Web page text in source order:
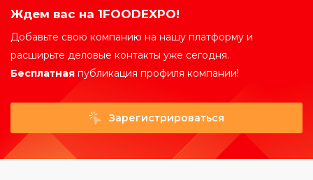
Ждем вас на 1FOODEXPO!
Добавьте свою компанию на нашу платформу и
расширьте деловые контакты уже сегодня.
Бесплатная публикация профиля компании!
Зарегистрироваться